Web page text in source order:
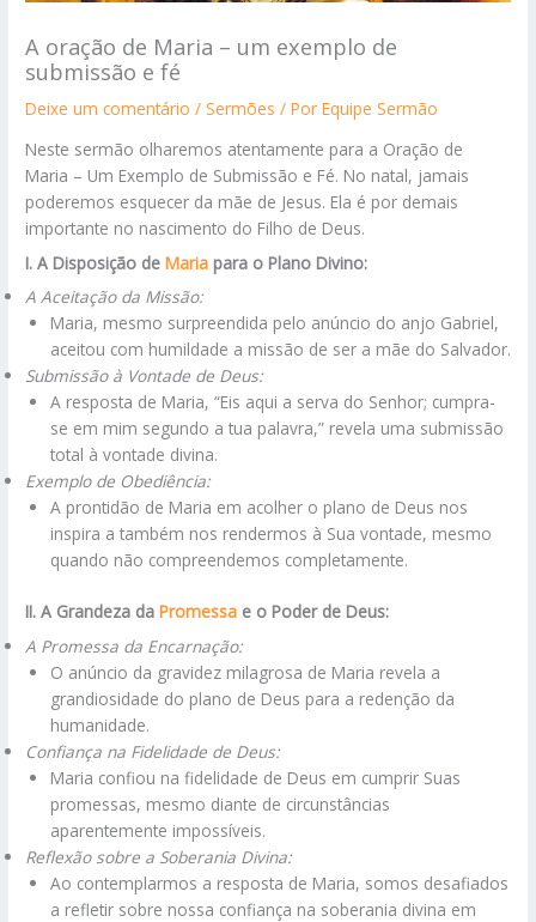
A oração de Maria – um exemplo de
submissão e fé
Deixe um comentário /Sermões / PorEquipe Sermão
Neste sermão olharemos atentamente para a Oração de
Maria – Um Exemplo de Submissão e Fé. No natal, jamais
poderemos esquecer da mãe de Jesus. Ela é por demais
importante no nascimento do Filho de Deus.
I. A Disposição deMaria para o Plano Divino:
A Aceitação da Missão:
Maria, mesmo surpreendida pelo anúncio do anjo Gabriel,
aceitou com humildade a missão de ser a mãe do Salvador.
Submissão à Vontade de Deus:
A resposta de Maria, “Eis aqui a serva do Senhor; cumpra-
se em mim segundo a tua palavra,” revela uma submissão
total à vontade divina.
Exemplo de Obediência:
A prontidão de Maria em acolher o plano de Deus nos
inspira a também nos rendermos à Sua vontade, mesmo
quando não compreendemos completamente.
II. A Grandeza daPromessa e o Poder de Deus:
A Promessa da Encarnação:
O anúncio da gravidez milagrosa de Maria revela a
grandiosidade do plano de Deus para a redenção da
humanidade.
Confiança na Fidelidade de Deus:
Maria confiou na fidelidade de Deus em cumprir Suas
promessas, mesmo diante de circunstâncias
aparentemente impossíveis.
Reflexão sobre a Soberania Divina:
Ao contemplarmos a resposta de Maria, somos desafiados
a refletir sobre nossa confiança na soberania divina em